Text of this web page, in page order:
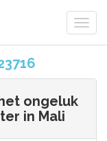
ongeluk
in Mali